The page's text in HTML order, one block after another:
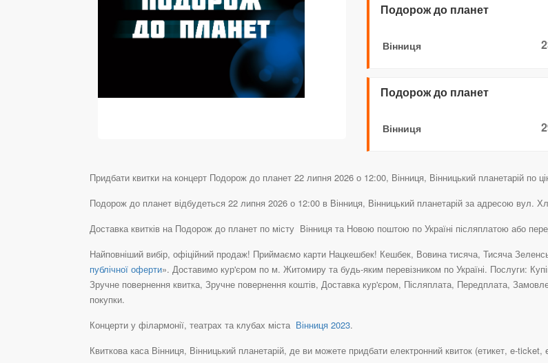
Подорож до планет
Вінниця
Подорож до планет
Вінниця
Придбати квитки на концерт Подорож до планет 22 липня 2026 о 12:00, Вінниця, Вінницький планетарій по
Подорож до планет відбудеться 22 липня 2026 о 12:00 в Вінниця, Вінницький планетарій за адресою вул.
Доставка квитків на Подорож до планет по місту Вінниця та Новою поштою по Україні післяплатою або
Найповніший вибір, офіційний продаж! Приймаємо карти Нацкешбек! Кешбек, Вовина тисяча, Тисяча
публічної оферти». Доставимо кур'єром по м. Житомиру та будь-яким перевізником по Україні. Послуги:
Зручне повернення квитка, Зручне повернення коштів, Доставка кур'єром, Післяплата, Передплата,
покупки.
Концерти у філармонії, театрах та клубах міста Вінниця 2023.
Квиткова каса Вінниця, Вінницький планетарій, де ви можете придбати електронний квиток (етикет, e-ticket,